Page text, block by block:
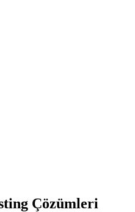
Çözümleri